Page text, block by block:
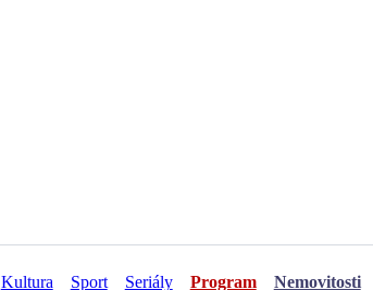
Kultura Sport Seriály Program Nemovitosti